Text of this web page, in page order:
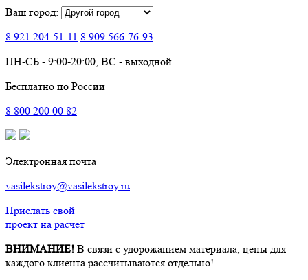
Ваш город:
8 921 204-51-11 8 909 566-76-93
ПН-СБ - 9:00-20:00, ВС - выходной
Бесплатно по России
8 800 200 00 82
Электронная почта
vasilekstroy@vasilekstroy.ru
Прислать свой
проект на расчёт
ВНИМАНИЕ! В связи с удорожанием материала, цены для
каждого клиента рассчитываются отдельно!